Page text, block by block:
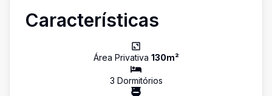
Características
Área Privativa 130m²
3 Dormitórios